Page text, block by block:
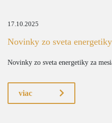
17.10.2025
Novinky zo sveta
Novinky zo sveta energetiky za
viac